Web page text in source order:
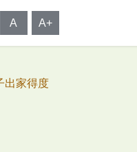
A A+
家得度